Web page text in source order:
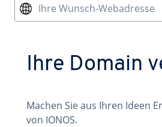
Ihre Wunsch-Webadresse
Ihre Domain
Machen Sie aus Ihren Ideen
von IONOS.